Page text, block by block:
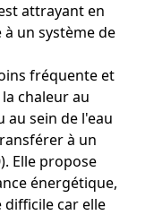
attrayant en
un système de
fréquente et
chaleur au
au sein de l'eau
à un
Elle propose
énergétique,
difficile car elle